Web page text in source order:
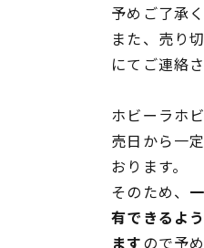
予めご了承
また、売り
にてご連絡
ホビーラホ
売日から一
おります。
そのため、
有できるよ
ますので予